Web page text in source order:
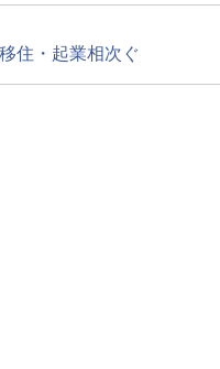
住・起業相次ぐ